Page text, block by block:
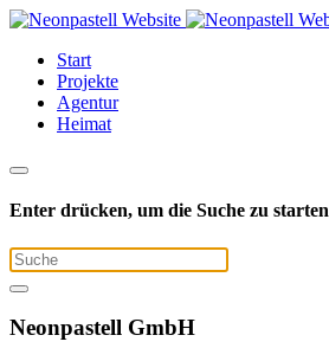
Start
Projekte
Agentur
Heimat
Enter drücken, um die Suche zu starten
Neonpastell GmbH